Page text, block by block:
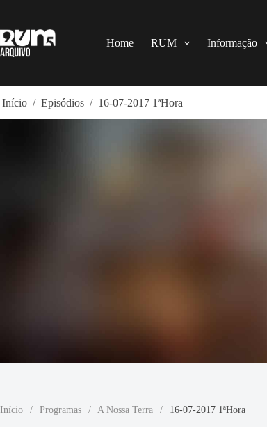
o
conteúdo
Home RUM Informação
Início / Episódios / 16-07-2017 1ªHora
Início / Programas / A Nossa Terra / 16-07-2017 1ªHora